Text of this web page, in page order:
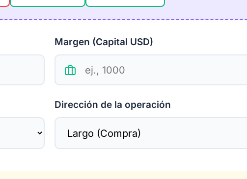
Margen (Capital USD)
Dirección de la operación